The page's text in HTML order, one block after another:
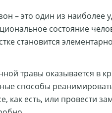
– это один из
состояние
становится
травы оказывается в
способы
как есть, или провести